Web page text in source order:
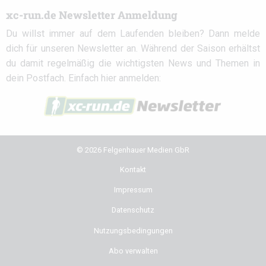
xc-run.de Newsletter Anmeldung
Du willst immer auf dem Laufenden bleiben? Dann melde
dich für unseren Newsletter an. Während der Saison erhältst
du damit regelmäßig die wichtigsten News und Themen in
dein Postfach. Einfach hier anmelden:
© 2026 Felgenhauer Medien GbR
Kontakt
Impressum
Datenschutz
Nutzungsbedingungen
Abo verwalten